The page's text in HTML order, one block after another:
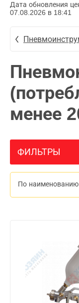
Дата обновления
07.08.2026 в 18:41
менее
ФИЛЬТРЫ
По наименованию